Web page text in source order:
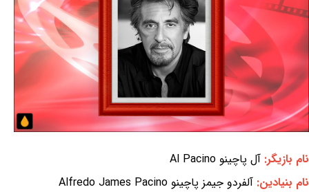
نام بازیگر: آل پاچینو Al Pacino
نام بنیادین: آلفردو جیمز پاچینو Alfredo James Pacino